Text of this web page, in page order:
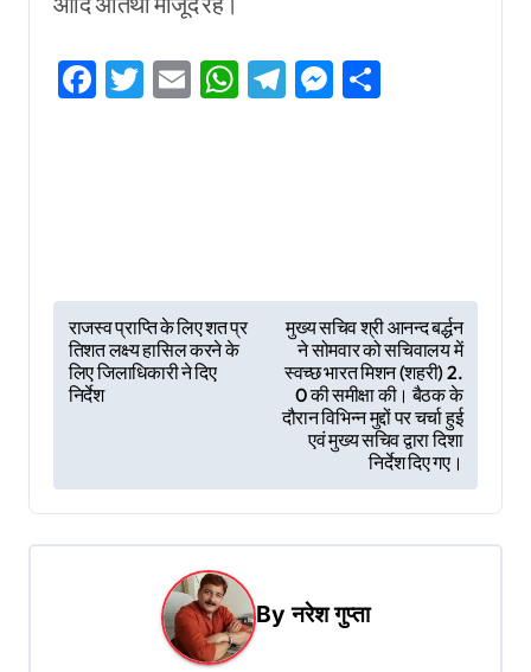
Facebook
Twitter
EmailWhatsApp
Telegram
Messenger
P
o
s
a
v
राजस्व प्राप्ति के लिए शत प्र
तिशत लक्ष्य हासिल करने के
लिए जिलाधिकारी ने दिए
निर्देश
मुख्य सचिव श्री आनन्द बर्द्धन
ने सोमवार को सचिवालय में
स्वच्छ भारत मिशन (शहरी) 2.
0 की समीक्षा की। बैठक के
दौरान विभिन्न मुद्दों पर चर्चा हुई
एवं मुख्य सचिव द्वारा दिशा
निर्देश दिए गए।
Byनरेश गुप्ता